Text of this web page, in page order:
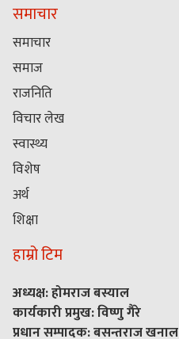
समाचार
समाचार
समाज
राजनिति
विचार लेख
स्वास्थ्य
विशेष
अर्थ
शिक्षा
हाम्रो टिम
अध्यक्ष: होमराज बस्याल
कार्यकारी प्रमुख: विष्णु गैरे
प्रधान सम्पादक: बसन्तराज खनाल